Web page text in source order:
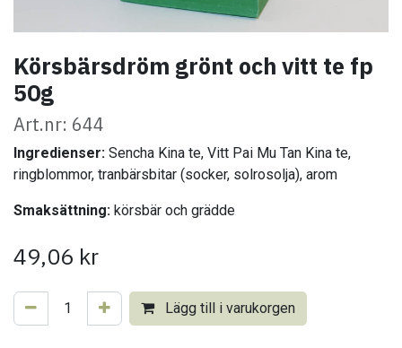
Körsbärsdröm grönt och vitt te fp
50g
Art.nr: 644
Ingredienser: Sencha Kina te, Vitt Pai Mu Tan Kina te,
ringblommor, tranbärsbitar (socker, solrosolja), arom
Smaksättning: körsbär och grädde
49,06 kr
Lägg till i varukorgen